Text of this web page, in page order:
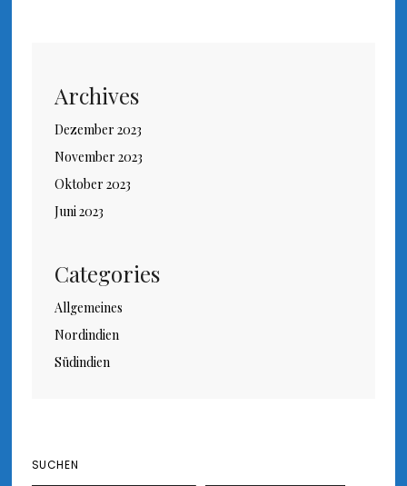
Archives
Dezember 2023
November 2023
Oktober 2023
Juni 2023
Categories
Allgemeines
Nordindien
Südindien
SUCHEN